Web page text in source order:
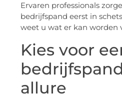
Ervaren professionals
bedrijfspand eerst in
weet u wat er kan worden
Kies voor
allure